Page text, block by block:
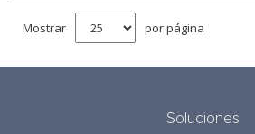
Mostrar por página
Soluciones